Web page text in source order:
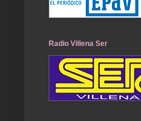
Radio Villena Ser